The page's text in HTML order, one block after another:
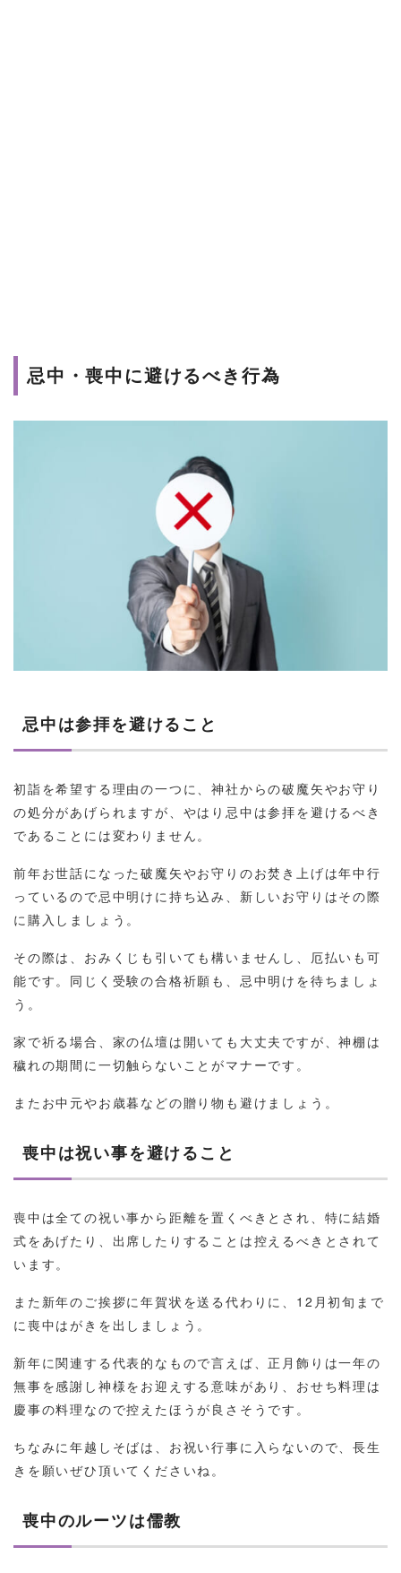
忌中・喪中に避けるべき行為
忌中は参拝を避けること
初詣を希望する理由の一つに、神社からの破魔矢やお守り
の処分があげられますが、やはり忌中は参拝を避けるべき
であることには変わりません。
前年お世話になった破魔矢やお守りのお焚き上げは年中行
っているので忌中明けに持ち込み、新しいお守りはその際
に購入しましょう。
その際は、おみくじも引いても構いませんし、厄払いも可
能です。同じく受験の合格祈願も、忌中明けを待ちましょ
う。
家で祈る場合、家の仏壇は開いても大丈夫ですが、神棚は
穢れの期間に一切触らないことがマナーです。
またお中元やお歳暮などの贈り物も避けましょう。
喪中は祝い事を避けること
喪中は全ての祝い事から距離を置くべきとされ、特に結婚
式をあげたり、出席したりすることは控えるべきとされて
います。
また新年のご挨拶に年賀状を送る代わりに、12月初旬まで
に喪中はがきを出しましょう。
新年に関連する代表的なもので言えば、正月飾りは一年の
無事を感謝し神様をお迎えする意味があり、おせち料理は
慶事の料理なので控えたほうが良さそうです。
ちなみに年越しそばは、お祝い行事に入らないので、長生
きを願いぜひ頂いてくださいね。
喪中のルーツは儒教